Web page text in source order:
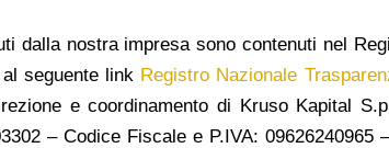
dalla nostra impresa sono contenuti nel
seguente link Registro Nazionale
e coordinamento di Kruso Kapital
– Codice Fiscale e P.IVA: 09626240965